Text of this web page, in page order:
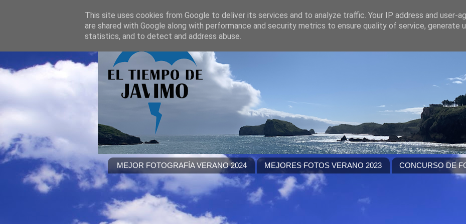
MEJOR FOTOGRAFÍA VERANO 2024 MEJORES FOTOS VERANO 2023 CONCURSO DE
This site uses cookies from Google to deliver its services and to analyze traffic. Your IP address and user-
are shared with Google along with performance and security metrics to ensure quality of service, generate
statistics, and to detect and address abuse.